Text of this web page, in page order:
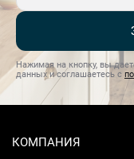
Нажимая на кнопку, вы
данных и соглашаетесь с
КОМПАНИЯ